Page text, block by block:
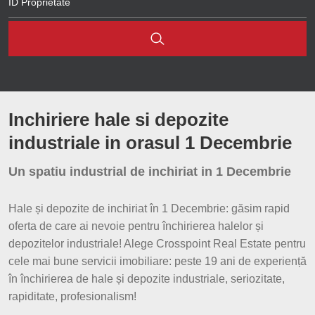
Brasov
Cluj
Iasi
Constanta
Arad
Bacau
Hunedoara
Bihor
Otopeni
Stefanestii de Jos
Chitila
Pantelimon
Bragadiru
Inchiriere hale si depozite
industriale in orasul 1 Decembrie
Un spatiu industrial de inchiriat in 1 Decembrie
Hale și depozite de inchiriat în 1 Decembrie: găsim rapid
oferta de care ai nevoie pentru închirierea halelor și
depozitelor industriale! Alege Crosspoint Real Estate pentru
cele mai bune servicii imobiliare: peste 19 ani de experiență
în închirierea de hale și depozite industriale, seriozitate,
rapiditate, profesionalism!